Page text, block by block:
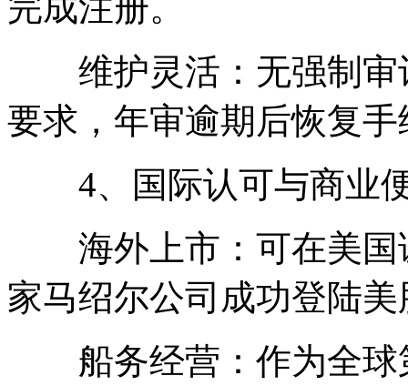
完成注册。
维护灵活：无强制审
要求，年审逾期后恢复
4、国际认可与商业
海外上市：可在美国
家马绍尔公司成功登陆
船务经营：作为全球